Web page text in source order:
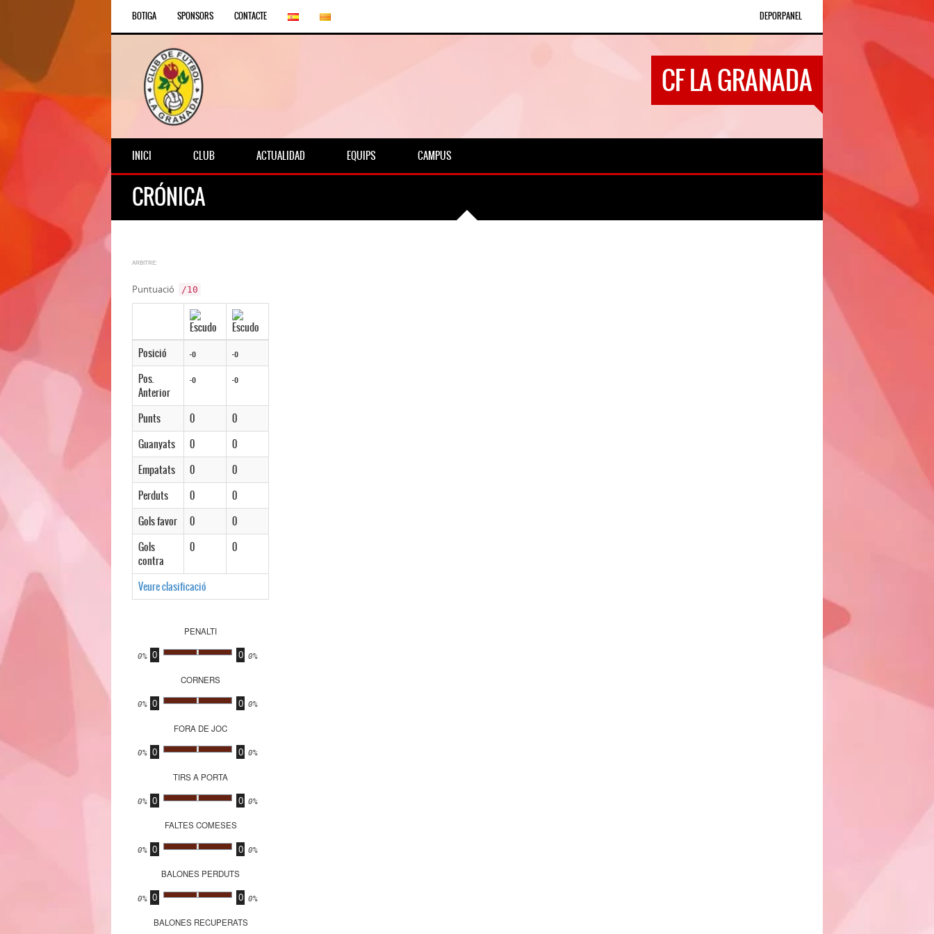
BOTIGA SPONSORS CONTACTE DEPORPANEL
CF LA GRANADA
INICI CLUB ACTUALIDAD EQUIPS CAMPUS
CRÓNICA
ARBITRE:
Puntuació /10
Veure clasificació
Posició -º
-º
Pos.
Anterior
-º -º
Punts 0
0
Guanyats
0
0
Empatats
0
0
Perduts
0
0
Gols favor
0
0
Gols
contra
0 0
PENALTI
0% 0 . 0 0%
CORNERS
0% 0 . 0 0%
FORA DE JOC
0% 0 . 0 0%
TIRS A PORTA
0% 0 . 0 0%
FALTES COMESES
0% 0 . 0 0%
BALONES PERDUTS
0% 0 . 0 0%
BALONES RECUPERATS